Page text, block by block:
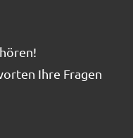
Ihre Fragen